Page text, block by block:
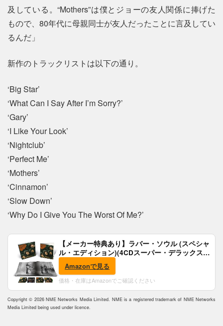
及している。“Mothers”は僕とジョーの友人関係に捧げた
もので、80年代に母親同士が友人だったことに言及してい
るんだ」
新作のトラックリストは以下の通り。
‘Big Star’
‘What Can I Say After I’m Sorry?’
‘Gary’
‘I Like Your Look’
‘Nightclub’
‘Perfect Me’
‘Mothers’
‘Cinnamon’
‘Slow Down’
‘Why Do I Give You The Worst Of Me?’
【メーカー特典あり】ラバー・ソウル (スペシャ
ル・エディション)(4CDスーパー・デラックス)
(完全生産限定盤)(SHM-CD)(特典:B2ポスター付)
Amazonで見る
価格・在庫はAmazonでご確認ください
Copyright © 2026 NME Networks Media Limited. NME is a registered trademark of NME Networks
Media Limited being used under licence.